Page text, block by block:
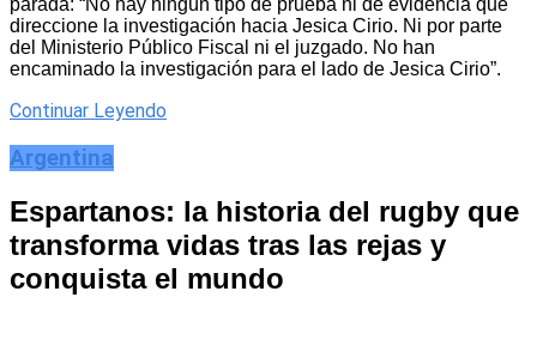
parada: “No hay ningún tipo de prueba ni de evidencia que
direccione la investigación hacia Jesica Cirio. Ni por parte
del Ministerio Público Fiscal ni el juzgado. No han
encaminado la investigación para el lado de Jesica Cirio”.
Continuar Leyendo
Argentina
Espartanos: la historia del rugby que
transforma vidas tras las rejas y
conquista el mundo